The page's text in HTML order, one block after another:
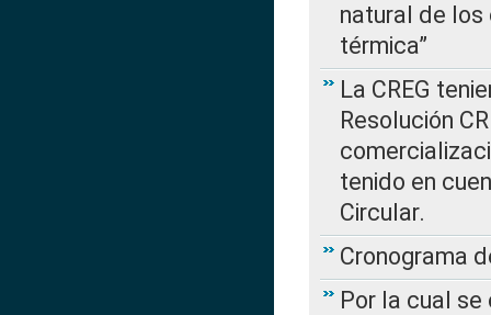
natural de los
térmica”
La CREG
Resolución
tenido en
Circular.
Cronograma
Por la cual